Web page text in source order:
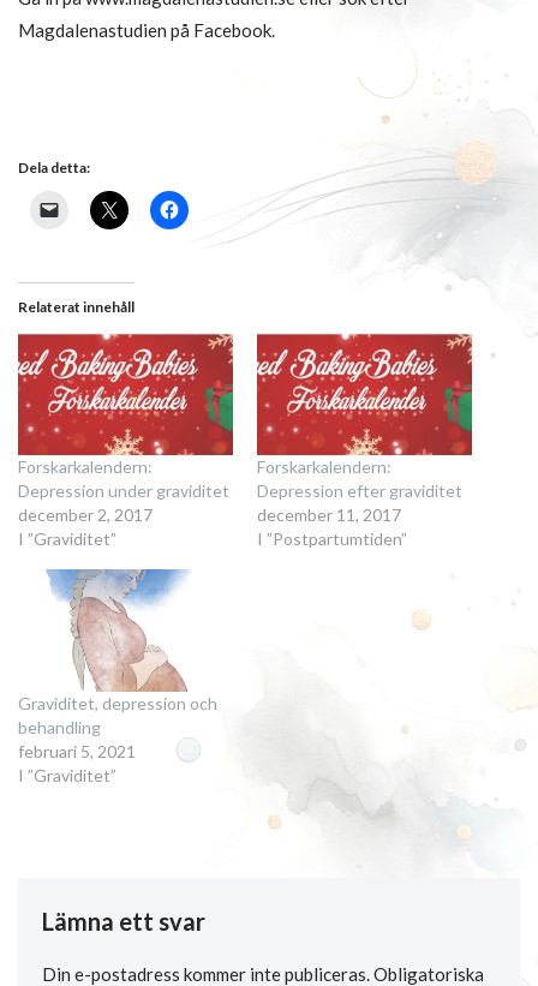
Magdalenastudien på Facebook.
Dela detta:
Relaterat innehåll
Forskarkalendern:
Depression under graviditet
december 2, 2017
I ”Graviditet”
Forskarkalendern:
Depression efter graviditet
december 11, 2017
I ”Postpartumtiden”
Graviditet, depression och
behandling
februari 5, 2021
I ”Graviditet”
Lämna ett svar
Din e-postadress kommer inte publiceras.Obligatoriska